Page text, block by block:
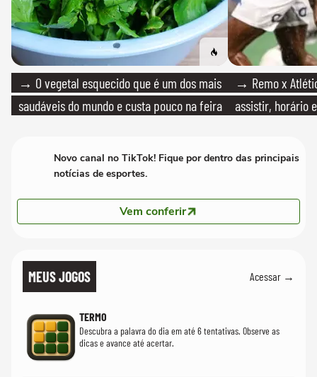
→ O vegetal esquecido que é um dos mais
saudáveis do mundo e custa pouco na feira
→ Remo x
assistir, horário
Novo canal no TikTok! Fique por dentro das principais
notícias de esportes.
Vem conferir
MEUS JOGOS Acessar →
TERMO
Descubra a palavra do dia em até 6 tentativas. Observe as
dicas e avance até acertar.